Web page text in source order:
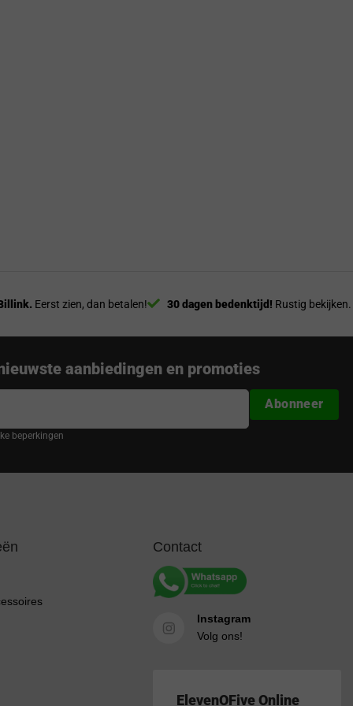
Eerst zien, dan betalen! 30 dagen bedenktijd! Rustig bekijken.
aanbiedingen en promoties
beperkingen
Abonneer
Contact
Instagram
Volg ons!
ElevenOFive Online